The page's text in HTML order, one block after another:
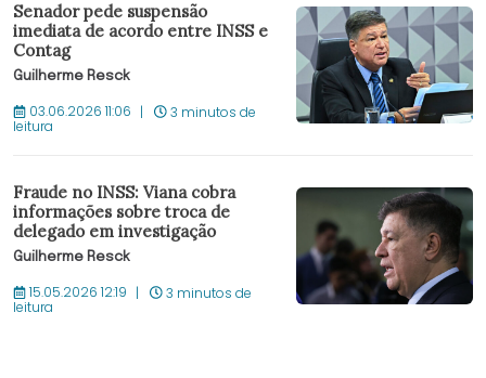
Senador pede suspensão
imediata de acordo entre INSS e
Contag
Guilherme Resck
03.06.2026 11:06 3 minutos de
leitura
Fraude no INSS: Viana cobra
informações sobre troca de
delegado em investigação
Guilherme Resck
15.05.2026 12:19 3 minutos de
leitura